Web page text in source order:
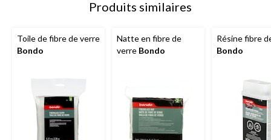
Produits similaires
Toile de fibre de verre
Bondo
Natte en fibre de
verre Bondo
Résine fibre
Bondo